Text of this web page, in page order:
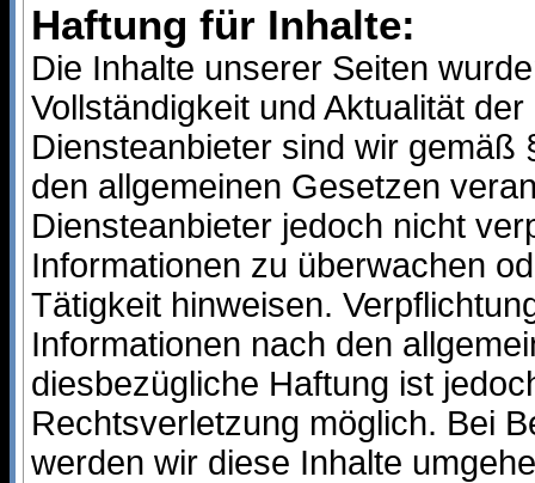
Haftung für Inhalte:
Die Inhalte unserer Seiten
Vollständigkeit und Aktualität
Diensteanbieter sind wir gemäß
den allgemeinen Gesetzen
Diensteanbieter jedoch nicht
Informationen zu überwachen
Tätigkeit hinweisen.
Informationen nach den
diesbezügliche Haftung ist
Rechtsverletzung möglich. Bei
werden wir diese Inhalte